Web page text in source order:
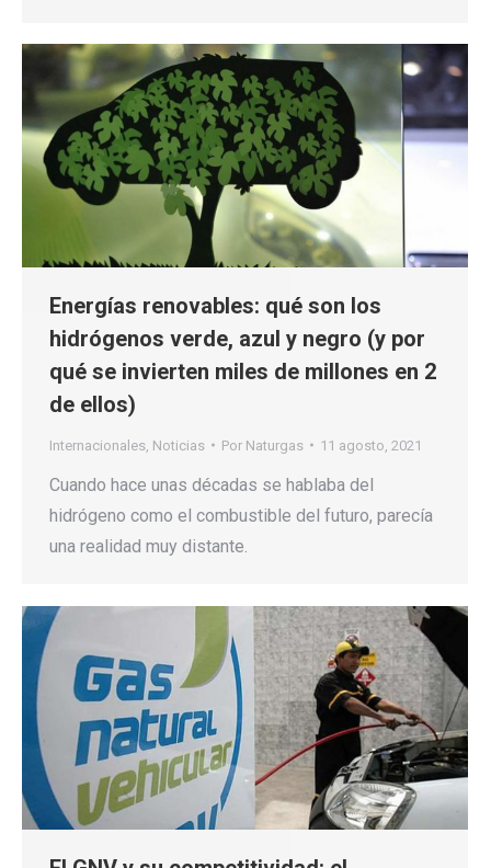
Energías renovables: qué son los
hidrógenos verde, azul y negro (y por
qué se invierten miles de millones en 2
de ellos)
Internacionales Noticias Por Naturgas 11 agosto, 2021
Cuando hace unas décadas se hablaba del
hidrógeno como el combustible del futuro, parecía
una realidad muy distante.